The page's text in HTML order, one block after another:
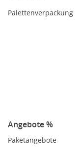
Palettenverpackung
Angebote %
Paketangebote